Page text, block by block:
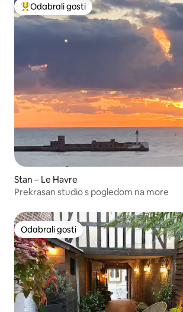
Među najviše rangiranima s oznakom
Odabrali gosti
Stan – Le Havre
Prekrasan studio s pogledom na more
Odabrali gosti
Odabrali gosti